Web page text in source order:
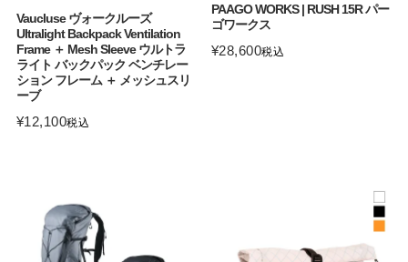
Vaucluse ヴォークルーズ
Ultralight Backpack Ventilation
Frame ＋ Mesh Sleeve ウルトラ
ライト バックパック ベンチレー
ション フレーム ＋ メッシュスリ
ーブ
¥12,100税込
PAAGO WORKS | RUSH 15R パー
ゴワークス
¥28,600税込